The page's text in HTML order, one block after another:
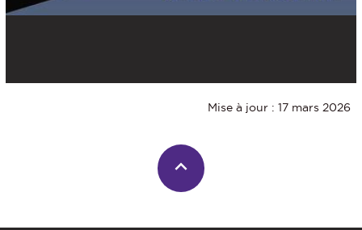
Mise à jour : 17 mars 2026